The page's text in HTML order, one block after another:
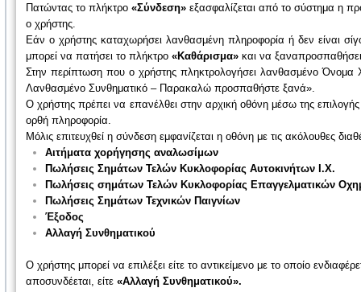
Πατώντας το πλήκτρο «Σύνδεση» εξασφαλίζεται από το σύστημα η
ο χρήστης.
Εάν ο χρήστης καταχωρήσει λανθασμένη πληροφορία ή δεν είναι
μπορεί να πατήσει το πλήκτρο «Καθάρισμα» και να
Στην περίπτωση που ο χρήστης πληκτρολογήσει λανθασμένο Όνομα
Λανθασμένο Συνθηματικό – Παρακαλώ προσπαθήστε ξανά».
Ο χρήστης πρέπει να επανέλθει στην αρχική οθόνη μέσω της
ορθή πληροφορία.
Μόλις επιτευχθεί η σύνδεση εμφανίζεται η οθόνη με τις ακόλουθες
Αιτήματα χορήγησης αναλωσίμων
Πωλήσεις Σημάτων Τελών Κυκλοφορίας Αυτοκινήτων Ι.Χ.
Πωλήσεις σημάτων Τελών Κυκλοφορίας Επαγγελματικών
Πωλήσεις Σημάτων Τεχνικών Παιγνίων
Έξοδος
Αλλαγή Συνθηματικού
Ο χρήστης μπορεί να επιλέξει είτε το αντικείμενο με το οποίο
αποσυνδέεται, είτε «Αλλαγή Συνθηματικού».